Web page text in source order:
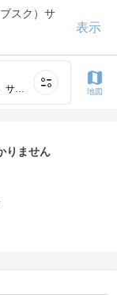
スク）サ
表示
ヘッドスパ、プレミアムヘッドスパ、サイドカット＆ショートスパ
地図
りません